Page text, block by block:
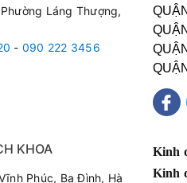
Nóng Lạnh
Giải Pháp Xử Lý Kỹ Thuật Từ
Đo dòng rò cách điện của sợi
rỉ điện ra vỏ bình, thay thế dây
Láng Thượng,
- 090 222 3456
QUẬN
QUẬN
QUẬN
KHOA
Phúc, Ba Đình, Hà
Kinh
Kinh